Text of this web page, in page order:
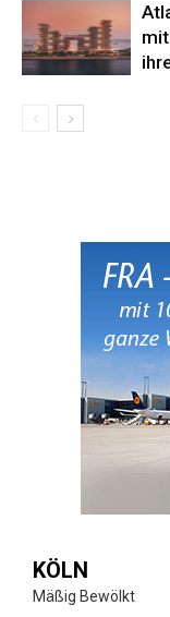
KÖLN
Mäßig Bewölkt